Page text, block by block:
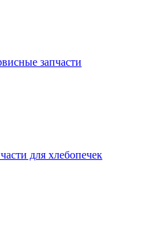
запчасти
для хлебопечек